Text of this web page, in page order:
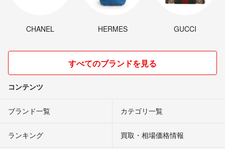
CHANEL HERMES GUCCI
すべてのブランドを見る
コンテンツ
ブランド一覧 カテゴリ一覧
ランキング 買取・相場価格情報